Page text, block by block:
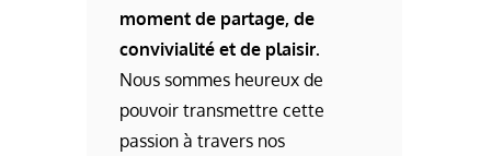
moment de partage, de
convivialité et de plaisir.
Nous sommes heureux de
pouvoir transmettre cette
passion à travers nos